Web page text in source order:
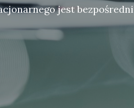
jest bezpośredni